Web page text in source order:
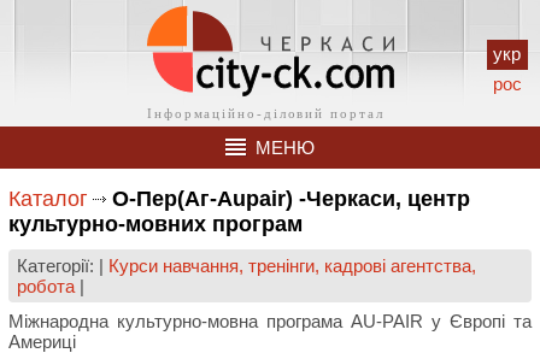
укр
рос
МЕНЮ
Каталог
О-Пер(Aг-Aupair) -Черкаси, центр
культурно-мовних програм
Категорії: | Курси навчання, тренінги, кадрові агентства,
робота |
Міжнародна культурно-мовна програма AU-PAIR у Європі та
Америці